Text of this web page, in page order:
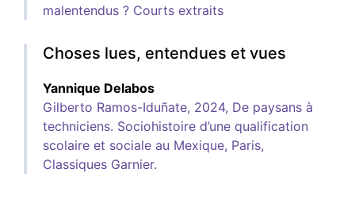
malentendus ? Courts extraits
Choses lues, entendues et vues
Yannique Delabos
Gilberto Ramos-Iduñate, 2024, De paysans à
techniciens. Sociohistoire d’une qualification
scolaire et sociale au Mexique, Paris,
Classiques Garnier.